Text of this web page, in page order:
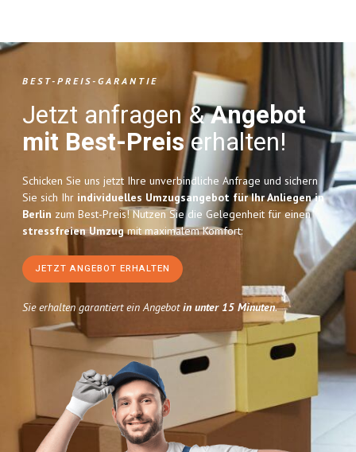
BEST-PREIS-GARANTIE
Jetzt anfragen &Angebot
mit Best-Preiserhalten!
Schicken Sie uns jetzt Ihre unverbindliche Anfrage und sichern
Sie sich Ihr individuelles Umzugsangebot für Ihr Anliegen in
Berlin zum Best-Preis! Nutzen Sie die Gelegenheit für einen
stressfreien Umzugmit maximalem Komfort:
JETZT ANGEBOT ERHALTEN
Sie erhalten garantiert ein Angebotin unter 15 Minuten.